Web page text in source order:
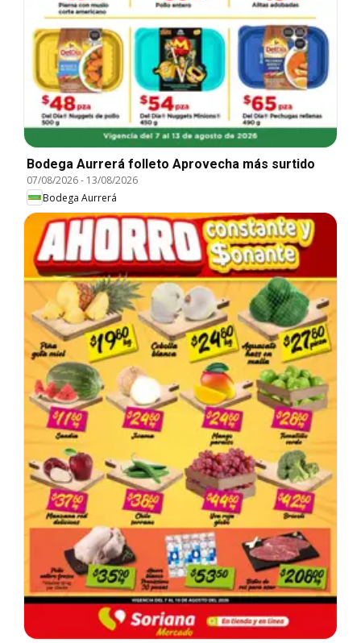
Bodega Aurrerá folleto Aprovecha más surtido
07/08/2026- 13/08/2026
Bodega Aurrerá